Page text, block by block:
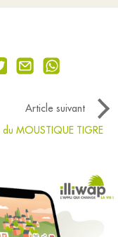
Article suivant
MOUSTIQUE TIGRE